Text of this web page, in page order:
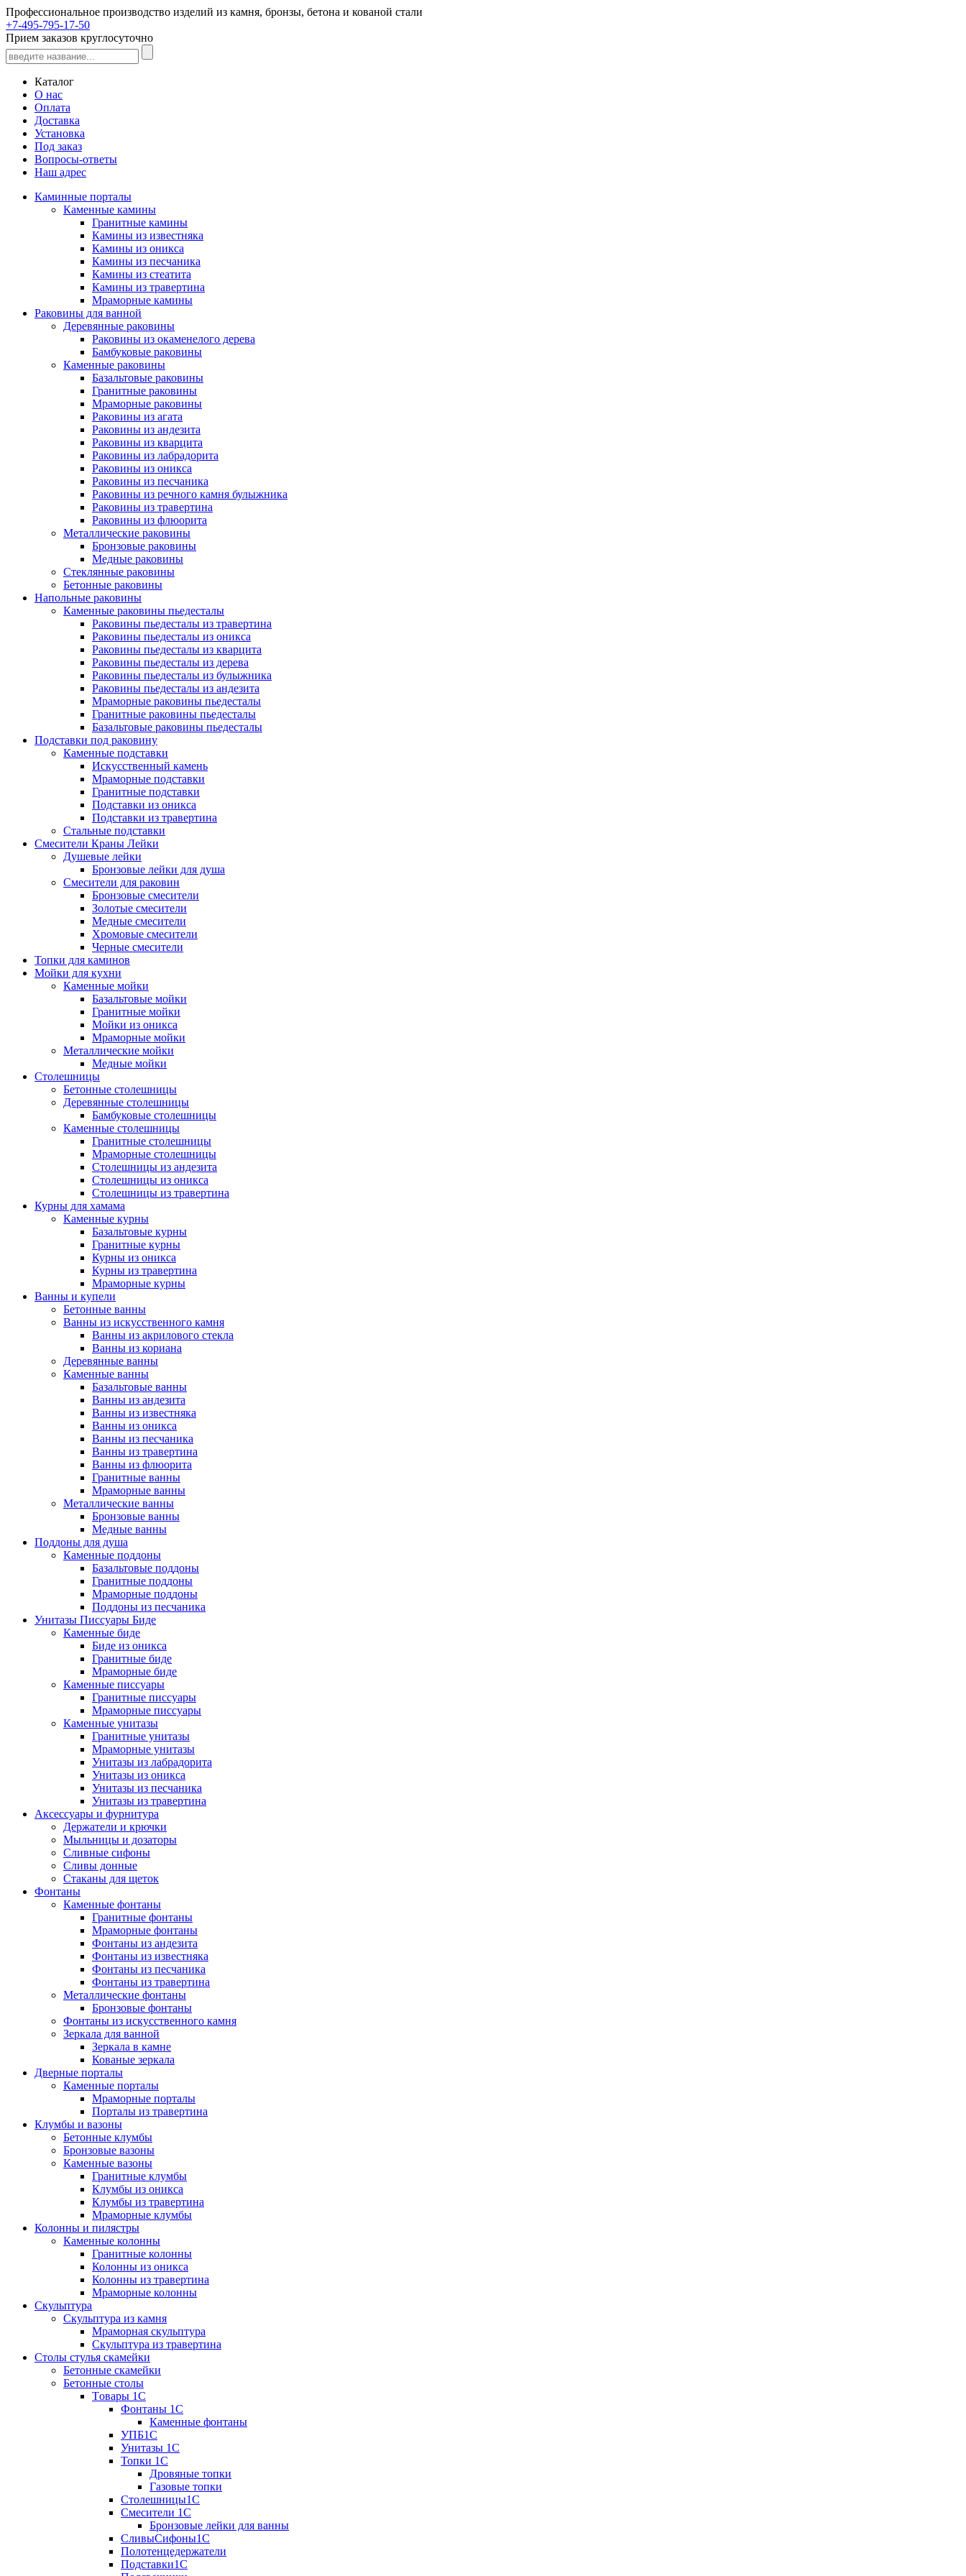
Профессиональное производство изделий из камня, бронзы, бетона и кованой стали
+7-495-795-17-50
Прием заказов круглосуточно
Каталог
О нас
Оплата
Доставка
Установка
Под заказ
Вопросы-ответы
Наш адрес
Каминные порталы
Каменные камины
Гранитные камины
Камины из известняка
Камины из оникса
Камины из песчаника
Камины из стеатита
Камины из травертина
Мраморные камины
Раковины для ванной
Деревянные раковины
Раковины из окаменелого дерева
Бамбуковые раковины
Каменные раковины
Базальтовые раковины
Гранитные раковины
Мраморные раковины
Раковины из агата
Раковины из андезита
Раковины из кварцита
Раковины из лабрадорита
Раковины из оникса
Раковины из песчаника
Раковины из речного камня булыжника
Раковины из травертина
Раковины из флюорита
Металлические раковины
Бронзовые раковины
Медные раковины
Стеклянные раковины
Бетонные раковины
Напольные раковины
Каменные раковины пьедесталы
Раковины пьедесталы из травертина
Раковины пьедесталы из оникса
Раковины пьедесталы из кварцита
Раковины пьедесталы из дерева
Раковины пьедесталы из булыжника
Раковины пьедесталы из андезита
Мраморные раковины пьедесталы
Гранитные раковины пьедесталы
Базальтовые раковины пьедесталы
Подставки под раковину
Каменные подставки
Искусственный камень
Мраморные подставки
Гранитные подставки
Подставки из оникса
Подставки из травертина
Стальные подставки
Смесители Краны Лейки
Душевые лейки
Бронзовые лейки для душа
Смесители для раковин
Бронзовые смесители
Золотые смесители
Медные смесители
Хромовые смесители
Черные смесители
Топки для каминов
Мойки для кухни
Каменные мойки
Базальтовые мойки
Гранитные мойки
Мойки из оникса
Мраморные мойки
Металлические мойки
Медные мойки
Столешницы
Бетонные столешницы
Деревянные столешницы
Бамбуковые столешницы
Каменные столешницы
Гранитные столешницы
Мраморные столешницы
Столешницы из андезита
Столешницы из оникса
Столешницы из травертина
Курны для хамама
Каменные курны
Базальтовые курны
Гранитные курны
Курны из оникса
Курны из травертина
Мраморные курны
Ванны и купели
Бетонные ванны
Ванны из искусственного камня
Ванны из акрилового стекла
Ванны из кориана
Деревянные ванны
Каменные ванны
Базальтовые ванны
Ванны из андезита
Ванны из известняка
Ванны из оникса
Ванны из песчаника
Ванны из травертина
Ванны из флюорита
Гранитные ванны
Мраморные ванны
Металлические ванны
Бронзовые ванны
Медные ванны
Поддоны для душа
Каменные поддоны
Базальтовые поддоны
Гранитные поддоны
Мраморные поддоны
Поддоны из песчаника
Унитазы Писсуары Биде
Каменные биде
Биде из оникса
Гранитные биде
Мраморные биде
Каменные писсуары
Гранитные писсуары
Мраморные писсуары
Каменные унитазы
Гранитные унитазы
Мраморные унитазы
Унитазы из лабрадорита
Унитазы из оникса
Унитазы из песчаника
Унитазы из травертина
Аксессуары и фурнитура
Держатели и крючки
Мыльницы и дозаторы
Сливные сифоны
Сливы донные
Стаканы для щеток
Фонтаны
Каменные фонтаны
Гранитные фонтаны
Мраморные фонтаны
Фонтаны из андезита
Фонтаны из известняка
Фонтаны из песчаника
Фонтаны из травертина
Металлические фонтаны
Бронзовые фонтаны
Фонтаны из искусственного камня
Зеркала для ванной
Зеркала в камне
Кованые зеркала
Дверные порталы
Каменные порталы
Мраморные порталы
Порталы из травертина
Клумбы и вазоны
Бетонные клумбы
Бронзовые вазоны
Каменные вазоны
Гранитные клумбы
Клумбы из оникса
Клумбы из травертина
Мраморные клумбы
Колонны и пилястры
Каменные колонны
Гранитные колонны
Колонны из оникса
Колонны из травертина
Мраморные колонны
Скульптура
Скульптура из камня
Мраморная скульптура
Скульптура из травертина
Столы стулья скамейки
Бетонные скамейки
Бетонные столы
Tовары 1C
Фонтаны 1C
Каменные фонтаны
УПБ1С
Унитазы 1С
Топки 1С
Дровяные топки
Газовые топки
Столешницы1С
Смесители 1С
Бронзовые лейки для ванны
СливыСифоны1С
Полотенцедержатели
Подставки1С